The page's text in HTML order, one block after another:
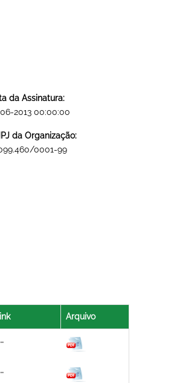
da Assinatura:
2013 00:00:00
da Organização:
0001-99
Arquivo